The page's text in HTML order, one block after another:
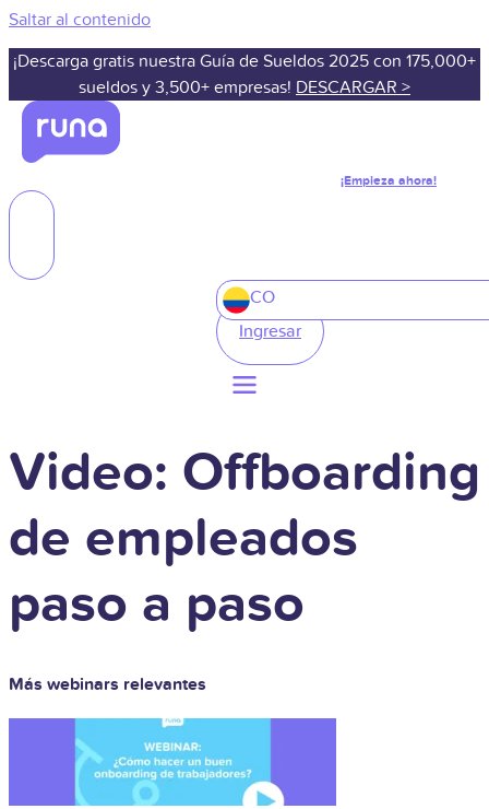
Saltar al contenido
¡Descarga gratis nuestra Guía de Sueldos 2025 con 175,000+
sueldos y 3,500+ empresas! DESCARGAR >
¡Empieza ahora!
CO
Ingresar
Video: Offboarding
de empleados
paso a paso
Más webinars relevantes